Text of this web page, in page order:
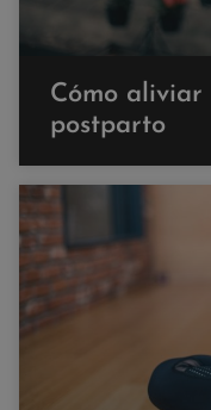
Cómo aliviar
postparto